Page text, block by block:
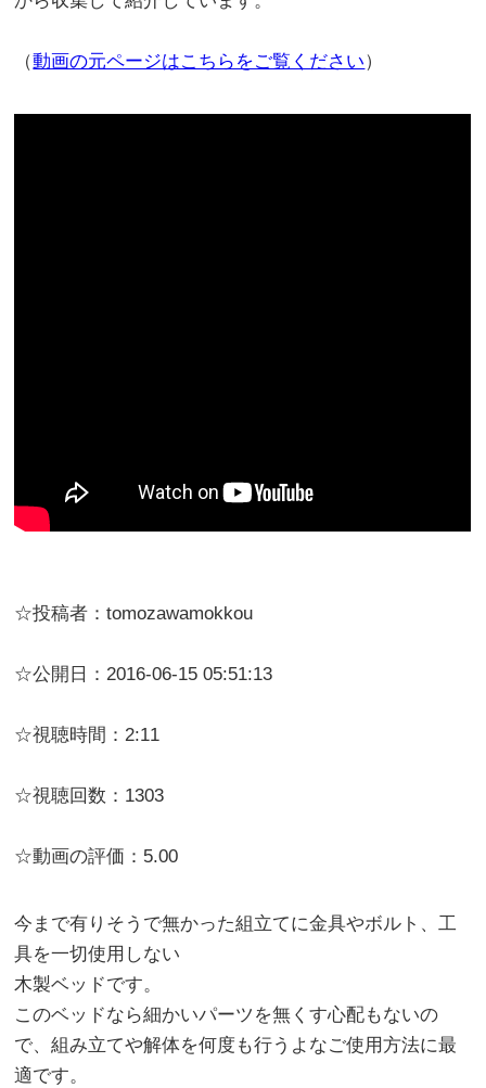
（動画の元ページはこちらをご覧ください）
☆投稿者：tomozawamokkou
☆公開日：2016-06-15 05:51:13
☆視聴時間：2:11
☆視聴回数：1303
☆動画の評価：5.00
今まで有りそうで無かった組立てに金具やボルト、工
具を一切使用しない
木製ベッドです。
このベッドなら細かいパーツを無くす心配もないの
で、組み立てや解体を何度も行うよなご使用方法に最
適です。